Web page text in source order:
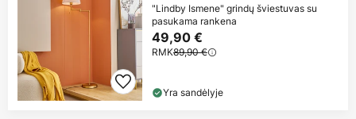
"Lindby Ismene" grindų šviestuvas su
pasukama rankena
49,90 €
RMK89,90 €
Yra sandėlyje